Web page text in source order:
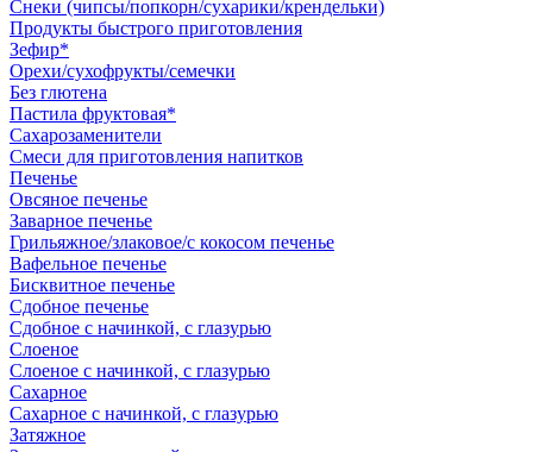
Снеки (чипсы/попкорн/сухарики/крендельки)
Продукты быстрого приготовления
Зефир*
Орехи/сухофрукты/семечки
Без глютена
Пастила фруктовая*
Сахарозаменители
Смеси для приготовления напитков
Печенье
Овсяное печенье
Заварное печенье
Грильяжное/злаковое/с кокосом печенье
Вафельное печенье
Бисквитное печенье
Сдобное печенье
Сдобное с начинкой, с глазурью
Слоеное
Слоеное с начинкой, с глазурью
Сахарное
Сахарное с начинкой, с глазурью
Затяжное